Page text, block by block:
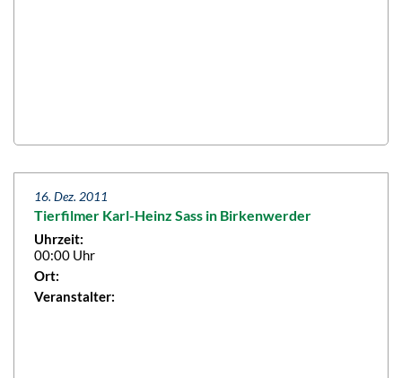
16. Dez. 2011
Tierfilmer Karl-Heinz Sass in Birkenwerder
Uhrzeit:
00:00 Uhr
Ort:
Veranstalter: